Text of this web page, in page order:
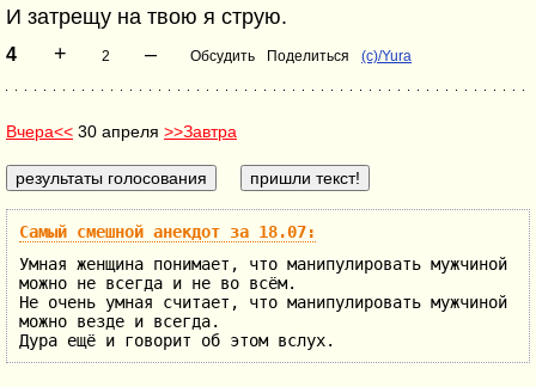
И затрещу на твою я струю.
4 + 2 – Обсудить Поделиться (c)/Yura
Вчера<< 30 апреля >>Завтра
Самый смешной анекдот за 18.07:
Умная женщина понимает, что манипулировать мужчиной
можно не всегда и не во всём.
Не очень умная считает, что манипулировать мужчиной
можно везде и всегда.
Дура ещё и говорит об этом вслух.